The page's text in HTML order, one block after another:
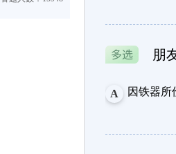
朋
A 因铁器所